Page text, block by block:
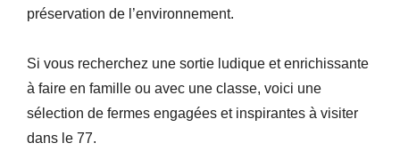
préservation de l’environnement.
Si vous recherchez une sortie ludique et enrichissante
à faire en famille ou avec une classe, voici une
sélection de fermes engagées et inspirantes à visiter
dans le 77.